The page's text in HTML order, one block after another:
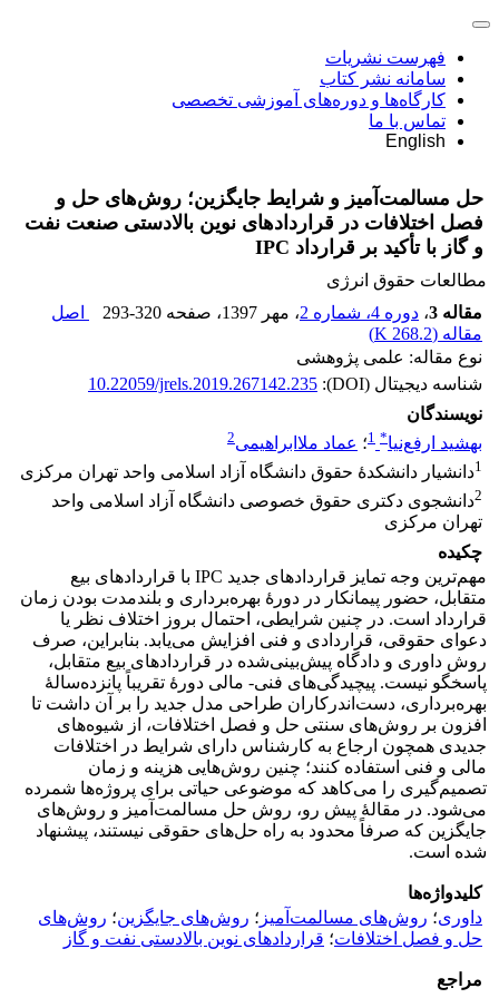
فهرست نشریات
سامانه نشر کتاب
کارگاه‌ها و دوره‌های آموزشی تخصصی
تماس با ما
English
حل مسالمت‌آمیز و شرایط جایگزین؛ روش‌های حل و
فصل اختلافات در قراردادهای نوین بالادستی صنعت نفت
و گاز با تأکید بر قرارداد IPC
مطالعات حقوق انرژی
مقاله 3
، دوره 4، شماره 2 ، مهر 1397 ، صفحه 293-320
اصل
مقاله (268.2 K
)
نوع مقاله: علمی پژوهشی
شناسه دیجیتال (DOI):
10.22059/jrels.2019.267142.235
نویسندگان
بهشید ارفع‌نیا*
1؛ عماد ملاابراهیمی2
1دانشیار دانشکدۀ حقوق دانشگاه آزاد اسلامی واحد تهران مرکزی
2دانشجوی دکتری حقوق خصوصی دانشگاه آزاد اسلامی واحد
تهران مرکزی
چکیده
مهم‌ترین وجه تمایز قراردادهای جدید IPC با قراردادهای بیع
متقابل، حضور پیمانکار در دورۀ بهره‌برداری و بلندمدت بودن زمان
قرارداد است. در چنین شرایطی، احتمال بروز اختلاف نظر یا
دعوای حقوقی، قراردادی و فنی افزایش می‌یابد. بنابراین، صرف
روش داوری و دادگاه پیش‌بینی‌شده در قراردادهای بیع متقابل،
پاسخگو نیست. پیچیدگی‌های فنی- مالی دورۀ تقریباً پانزده‌سالۀ
بهره‌برداری، دست‌اندرکاران طراحی مدل جدید را بر آن داشت تا
افزون بر روش‌های سنتی حل و فصل اختلافات، از شیوه‌های
جدیدی همچون ارجاع به کارشناس دارای شرایط در اختلافات
مالی و فنی استفاده کنند؛ چنین روش‌هایی هزینه و زمان
تصمیم‌گیری را می‌کاهد که موضوعی حیاتی برای پروژه‌ها شمرده
می‌شود. در مقالۀ پیش رو، روش حل مسالمت‌آمیز و روش‌های
جایگزین که صرفاً محدود به راه حل‌های حقوقی نیستند، پیشنهاد
شده است.
کلیدواژه‌ها
داوری؛ روش‌های مسالمت‌آمیز ؛ روش‌های جایگزین؛ روش‌های
حل و فصل اختلافات؛ قراردادهای نوین بالادستی نفت و گاز
مراجع